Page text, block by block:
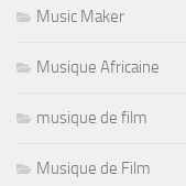
Music Maker
Musique Africaine
musique de film
Musique de Film